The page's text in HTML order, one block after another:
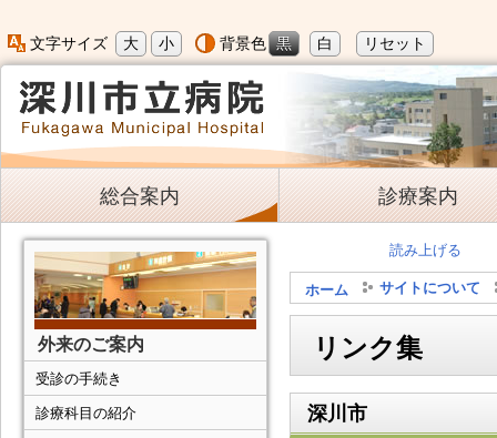
文字サイズ 大 小 背景色 黒 白 リセット
総合案内 診療案内
読み上げる
ホーム サイトについて
リンク集
深川市
外来のご案内
受診の手続き
診療科目の紹介